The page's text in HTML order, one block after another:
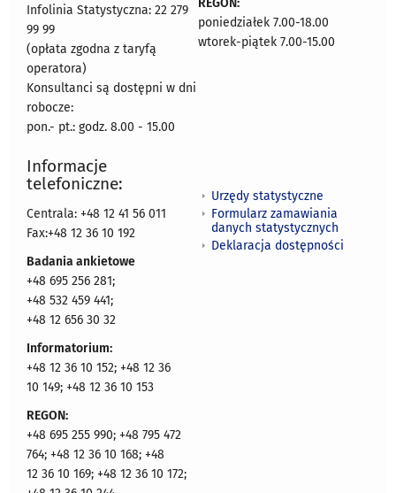
Infolinia Statystyczna: 22 279
99 99
(opłata zgodna z taryfą
operatora)
Konsultanci są dostępni w dni
robocze:
pon.- pt.: godz. 8.00 - 15.00
REGON:
poniedziałek 7.00-18.00
wtorek-piątek 7.00-15.00
Informacje
telefoniczne:
Centrala: +48 12 41 56 011
Fax:+48 12 36 10 192
Badania ankietowe
+48 695 256 281;
+48 532 459 441;
+48 12 656 30 32
Informatorium:
+48 12 36 10 152; +48 12 36
10 149; +48 12 36 10 153
REGON:
+48 695 255 990; +48 795 472
764; +48 12 36 10 168; +48
12 36 10 169; +48 12 36 10 172;
Urzędy statystyczne
Formularz zamawiania
danych statystycznych
Deklaracja dostępności